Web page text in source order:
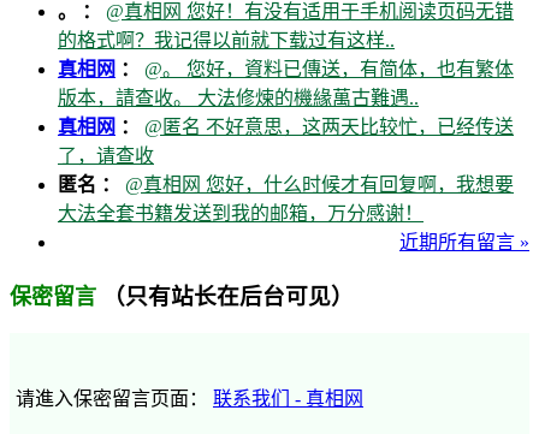
。 ： @真相网 您好！有没有适用于手机阅读页码无错
的格式啊？我记得以前就下载过有这样..
真相网 ： @。 您好，資料已傳送，有简体，也有繁体
版本，請查收。 大法修煉的機緣萬古難遇..
真相网 ： @匿名 不好意思，这两天比较忙，已经传送
了，请查收
匿名 ： @真相网 您好，什么时候才有回复啊，我想要
大法全套书籍发送到我的邮箱，万分感谢！
近期所有留言 »
保密留言 （只有站长在后台可见）
请進入保密留言页面： 联系我们 - 真相网